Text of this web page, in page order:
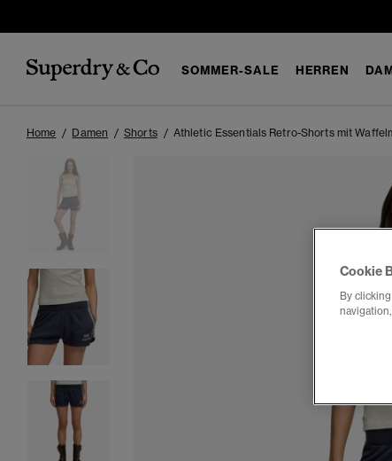
SOMMER-SALE HERREN
Home Damen Shorts Athletic Essentials Retro-Shorts mit
Cookie
By